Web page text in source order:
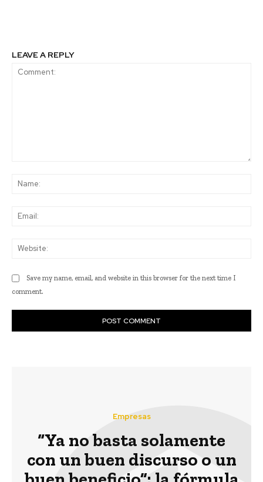
LEAVE A REPLY
Save my name, email, and website in this browser for the next time I
comment.